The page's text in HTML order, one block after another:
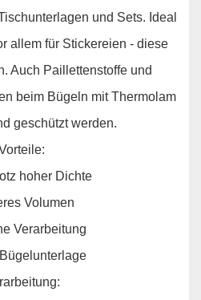
und Sets. Ideal
allem für Stickereien - diese
Auch Paillettenstoffe und
beim Bügeln mit Thermolam
geschützt werden.
hoher Dichte
Volumen
Verarbeitung